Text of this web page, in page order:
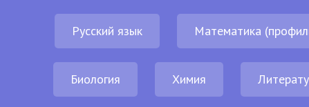
Русский язык Математика
Биология Химия